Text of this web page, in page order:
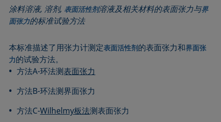
ASTM D1417-16
ASTM D1590-60
ASTM D5946-17
ASTM D7334-08
ASTM D8597-24
DIN EN14210-03
ISO 1409-06
ISO 4311-79
ISO 6889-86
ISO 15989
ISO 19403-1:2022 to ISO 19403-7:2024
Method 306B
涂料溶液, 溶剂, 表面活性剂溶液及相关材料的表面张力与界
面张力的标准试验方法
本标准描述了用张力计测定表面活性剂的表面张力和界面张
力的试验方法。
方法A-环法测表面张力
方法B-环法测界面张力
方法C-Wilhelmy板法测表面张力